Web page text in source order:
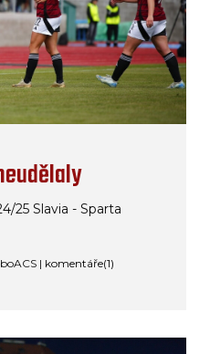
25 Slavia - Sparta
| komentáře(1)